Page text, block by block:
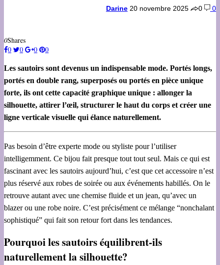
Darine 20 novembre 2025 0 0
0Shares
0
0 0 0
Les sautoirs sont devenus un indispensable mode. Portés longs,
portés en double rang, superposés ou portés en pièce unique
forte, ils ont cette capacité graphique unique : allonger la
silhouette, attirer l’œil, structurer le haut du corps et créer une
ligne verticale visuelle qui élance naturellement.
Pas besoin d’être experte mode ou styliste pour l’utiliser
intelligemment. Ce bijou fait presque tout tout seul. Mais ce qui est
fascinant avec les sautoirs aujourd’hui, c’est que cet accessoire n’est
plus réservé aux robes de soirée ou aux événements habillés. On le
retrouve autant avec une chemise fluide et un jean, qu’avec un
blazer ou une robe noire. C’est précisément ce mélange “nonchalant
sophistiqué” qui fait son retour fort dans les tendances.
Pourquoi les sautoirs équilibrent-ils
naturellement la silhouette?